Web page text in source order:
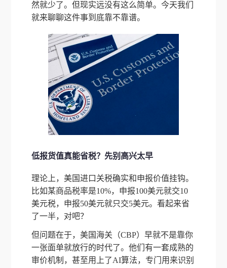
然就少了。但现实远没有这么简单。今天我们
就来聊聊这件事到底靠不靠谱。
低报货值真能省税？先别高兴太早
理论上，美国进口关税确实和申报价值挂钩。
比如某商品税率是10%，申报100美元就交10
美元税，申报50美元就只交5美元。看起来省
了一半，对吧？
但问题在于，美国海关（CBP）早就不是靠你
一张面单就放行的时代了。他们有一套成熟的
审价机制，甚至用上了AI算法，专门用来识别